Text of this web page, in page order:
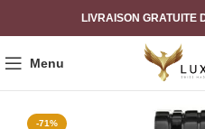
LIVRAISON GRATUITE
Menu
-71%